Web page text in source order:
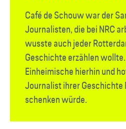
Café de Schouw war der
Journalisten, die bei NRC
wusste auch jeder
Geschichte erzählen
Einheimische hierhin und
Journalist ihrer Geschichte
schenken würde.